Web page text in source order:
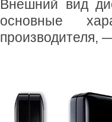
Внешний вид
основные
производителя,